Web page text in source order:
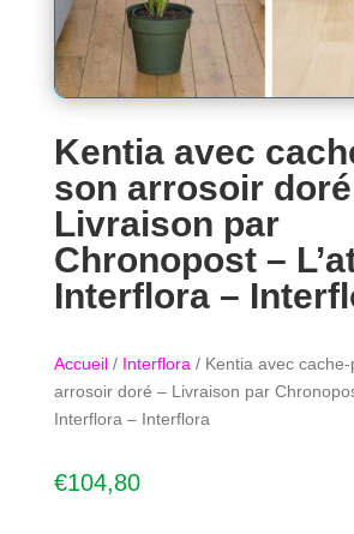
Kentia avec
son arrosoir
Livraison par
Chronopost –
Interflora –
Accueil/ Interflora / Kentia avec
arrosoir doré – Livraison par
Interflora – Interflora
€104,80